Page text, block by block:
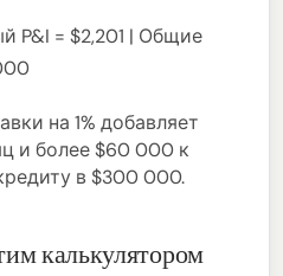
P&I = $2,201 | Общие
на 1% добавляет
и более $60 000 к
в $300 000.
калькулятором